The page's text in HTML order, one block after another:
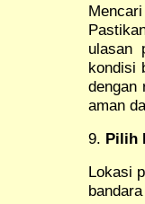
ulasan
kondisi
dengan
aman
9. Pilih
Lokasi